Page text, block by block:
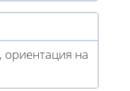
ориентация на